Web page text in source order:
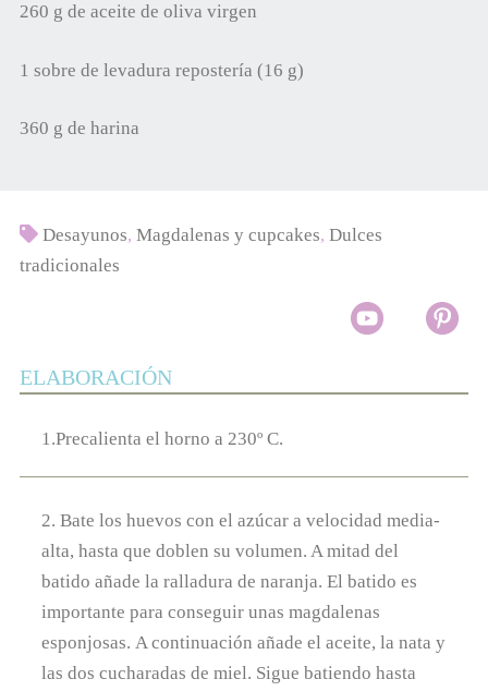
260 g de aceite de oliva virgen
1 sobre de levadura repostería (16 g)
360 g de harina
Desayunos, Magdalenas y cupcakes, Dulces
tradicionales
ELABORACIÓN
1.Precalienta el horno a 230º C.
2. Bate los huevos con el azúcar a velocidad media-
alta, hasta que doblen su volumen. A mitad del
batido añade la ralladura de naranja. El batido es
importante para conseguir unas magdalenas
esponjosas. A continuación añade el aceite, la nata y
las dos cucharadas de miel. Sigue batiendo hasta